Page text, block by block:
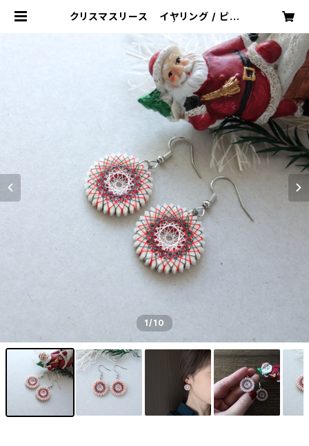
クリスマスリース イヤリング / ピア
｜日本の絹糸で作る【糸まき】アクセサ
リー専門店
1/10